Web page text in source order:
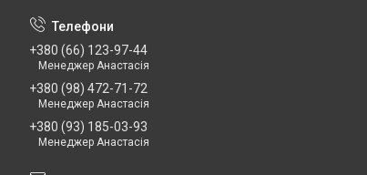
+380 (66) 123-97-44
Менеджер Анастасія
+380 (98) 472-71-72
Менеджер Анастасія
+380 (93) 185-03-93
Менеджер Анастасія